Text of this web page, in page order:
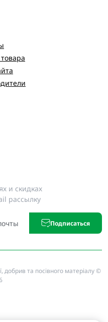
и скидках
рассылку
Подписаться
добрив та посівного матеріалу ©